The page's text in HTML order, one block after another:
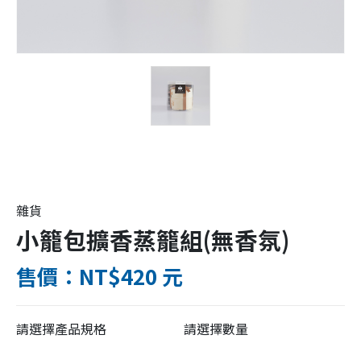
雜貨
小籠包擴香蒸籠組(無香氛)
售價：NT$420 元
請選擇產品規格 請選擇數量